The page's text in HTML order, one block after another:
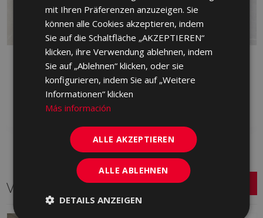
BYBLOS ARENA 75 X 75
Zu Favoriten
hinzufügen
BYBLOS GRIS 75 X 75
Verwandte Serien
mit Ihren Präferenzen anzuzeigen. Sie
können alle Cookies akzeptieren, indem
Sie auf die Schaltfläche „AKZEPTIEREN“
klicken, ihre Verwendung ablehnen, indem
Sie auf „Ablehnen“ klicken, oder sie
konfigurieren, indem Sie auf „Weitere
Informationen“ klicken
Más información
ALLE AKZEPTIEREN
ALLE ABLEHNEN
DETAILS ANZEIGEN